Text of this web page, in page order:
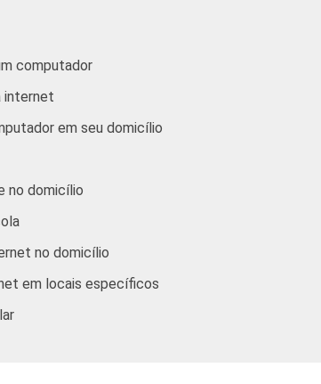
47
50
computador
internet
em seu domicílio
no domicílio
no domicílio
em locais específicos